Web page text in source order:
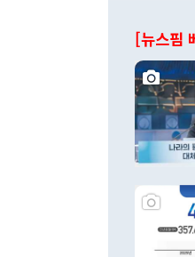
[뉴스핌